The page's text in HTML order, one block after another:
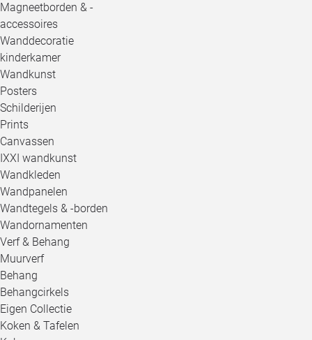
Magneetborden & -
accessoires
Wanddecoratie
kinderkamer
Wandkunst
Posters
Schilderijen
Prints
Canvassen
IXXI wandkunst
Wandkleden
Wandpanelen
Wandtegels & -borden
Wandornamenten
Verf & Behang
Muurverf
Behang
Behangcirkels
Eigen Collectie
Koken & Tafelen